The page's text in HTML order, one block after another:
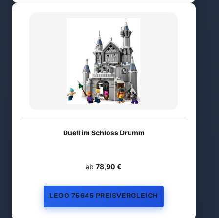
Duell im Schloss Drumm
ab 78,90 €
LEGO 75645 PREISVERGLEICH